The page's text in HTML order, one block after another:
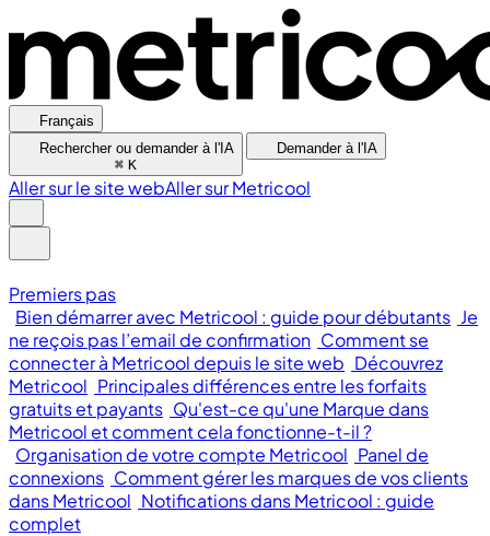
Français
Rechercher ou demander à l'IA
⌘ K
Demander à l'IA
Aller sur le site webAller sur Metricool
Premiers pas
Bien démarrer avec Metricool : guide pour débutants Je
ne reçois pas l’email de confirmation Comment se
connecter à Metricool depuis le site web Découvrez
Metricool Principales différences entre les forfaits
gratuits et payants Qu'est-ce qu'une Marque dans
Metricool et comment cela fonctionne-t-il ?
Organisation de votre compte Metricool Panel de
connexions Comment gérer les marques de vos clients
dans Metricool Notifications dans Metricool : guide
complet